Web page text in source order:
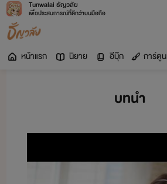
Tunwalai ธัญวลัย
เพื่อประสบการณ์ที่ดีกว่าบนมือถือ
หน้าแรก นิยาย อีบุ๊ก การ์ตูน
บทนำ